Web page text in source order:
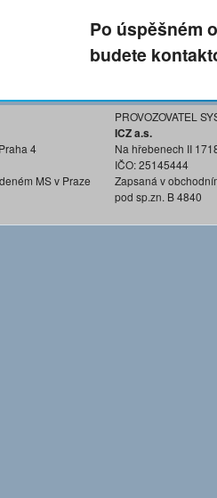
Po úspěšném
budete
4
MS v Praze
PROVOZOVATEL
ICZ a.s.
Na hřebenech II
IČO: 25145444
Zapsaná v
pod sp.zn. B 4840